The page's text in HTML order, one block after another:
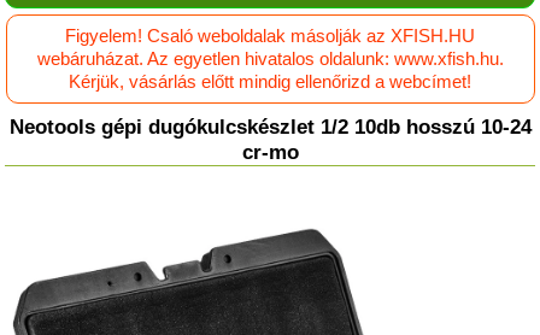
Figyelem! Csaló weboldalak másolják az XFISH.HU
webáruházat. Az egyetlen hivatalos oldalunk: www.xfish.hu.
Kérjük, vásárlás előtt mindig ellenőrizd a webcímet!
Neotools gépi dugókulcskészlet 1/2 10db hosszú 10-24
cr-mo